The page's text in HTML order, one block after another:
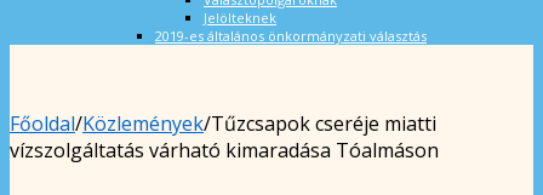
Jelölteknek
2019-es általános önkormányzati választás
Főoldal/Közlemények/Tűzcsapok cseréje miatti
vízszolgáltatás várható kimaradása Tóalmáson